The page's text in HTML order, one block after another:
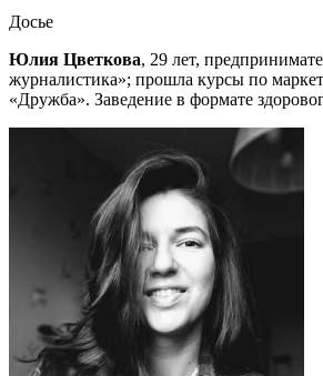
Досье
Юлия Цветкова, 29 лет,
журналистика»; прошла курсы по
«Дружба». Заведение в формате